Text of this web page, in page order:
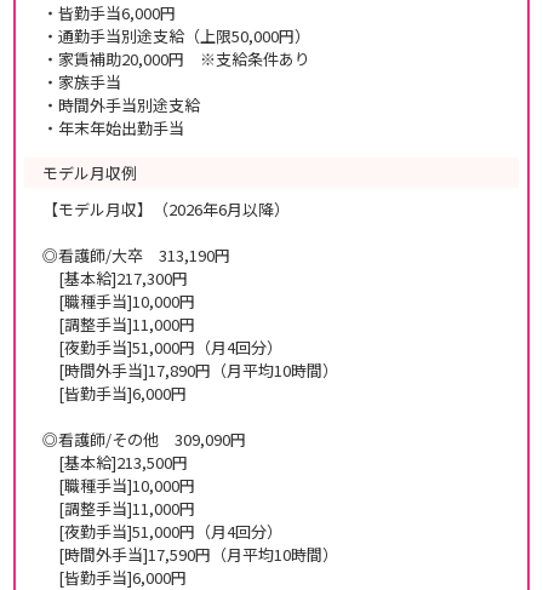
・皆勤手当6,000円
・通勤手当別途支給（上限50,000円）
・家賃補助20,000円 ※支給条件あり
・家族手当
・時間外手当別途支給
・年末年始出勤手当
モデル月収例
【モデル月収】（2026年6月以降）
◎看護師/大卒 313,190円
[基本給]217,300円
[職種手当]10,000円
[調整手当]11,000円
[夜勤手当]51,000円（月4回分）
[時間外手当]17,890円（月平均10時間）
[皆勤手当]6,000円
◎看護師/その他 309,090円
[基本給]213,500円
[職種手当]10,000円
[調整手当]11,000円
[夜勤手当]51,000円（月4回分）
[時間外手当]17,590円（月平均10時間）
[皆勤手当]6,000円